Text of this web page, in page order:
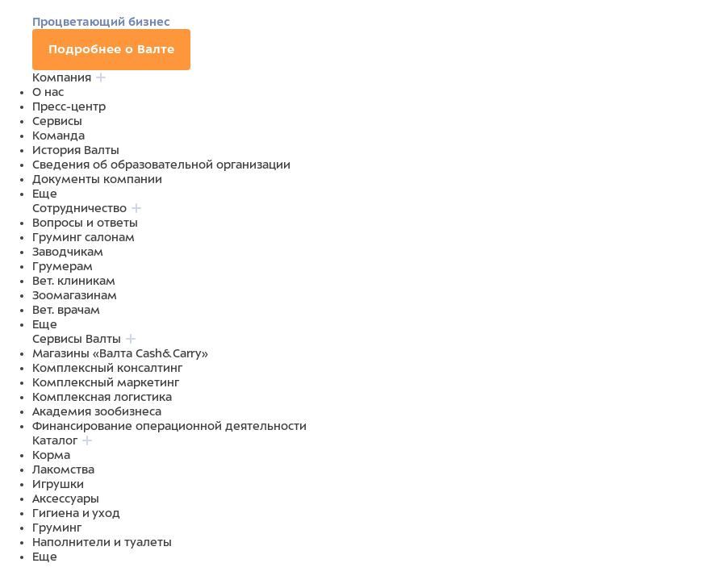
Процветающий бизнес
Подробнее о Валте
Компания
О нас
Пресс-центр
Сервисы
Команда
История Валты
Сведения об образовательной организации
Документы компании
Еще
Сотрудничество
Вопросы и ответы
Груминг салонам
Заводчикам
Грумерам
Вет. клиникам
Зоомагазинам
Вет. врачам
Еще
Сервисы Валты
Магазины «Валта Cash&Carry»
Комплексный консалтинг
Комплексный маркетинг
Комплексная логистика
Академия зообизнеса
Финансирование операционной деятельности
Каталог
Корма
Лакомства
Игрушки
Аксессуары
Гигиена и уход
Груминг
Наполнители и туалеты
Еще